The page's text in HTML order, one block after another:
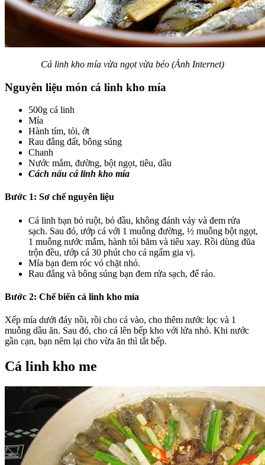
Cá linh kho mía vừa ngọt vừa béo (Ảnh Internet)
Nguyên liệu món cá linh kho mía
500g cá linh
Mía
Hành tím, tỏi, ớt
Rau đắng đất, bông súng
Chanh
Nước mắm, đường, bột ngọt, tiêu, dầu
Cách nấu cá linh kho mía
Bước 1: Sơ chế nguyên liệu
Cá linh bạn bỏ ruột, bỏ đầu, không đánh vảy và đem rửa
sạch. Sau đó, ướp cá với 1 muỗng đường, ½ muỗng bột ngọt,
1 muỗng nước mắm, hành tỏi băm và tiêu xay. Rồi dùng đũa
trộn đều, ướp cá 30 phút cho cá ngấm gia vị.
Mía bạn đem róc vỏ chặt nhỏ.
Rau đắng và bông súng bạn đem rửa sạch, để ráo.
Bước 2: Chế biến cá linh kho mía
Xếp mía dưới đáy nồi, rồi cho cá vào, cho thêm nước lọc và 1
muỗng dầu ăn. Sau đó, cho cá lên bếp kho với lửa nhỏ. Khi nước
gần cạn, bạn nêm lại cho vừa ăn thì tắt bếp.
Cá linh kho me